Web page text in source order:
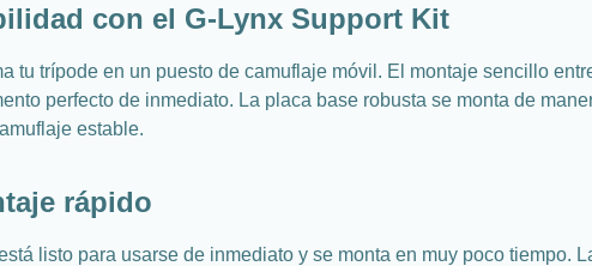
con el G-Lynx Support Kit
tu trípode en un puesto de camuflaje móvil. El montaje sencillo
perfecto de inmediato. La placa base robusta se monta de
estable.
rápido
listo para usarse de inmediato y se monta en muy poco tiempo.